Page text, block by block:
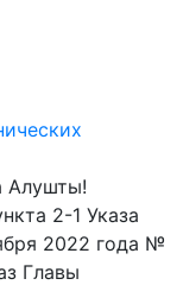
Алушты!
2-1 Указа
2022 года №
Главы